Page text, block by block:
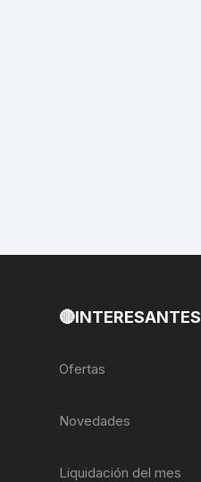
🔴INTERESANTES
Ofertas
Novedades
Liquidación del mes